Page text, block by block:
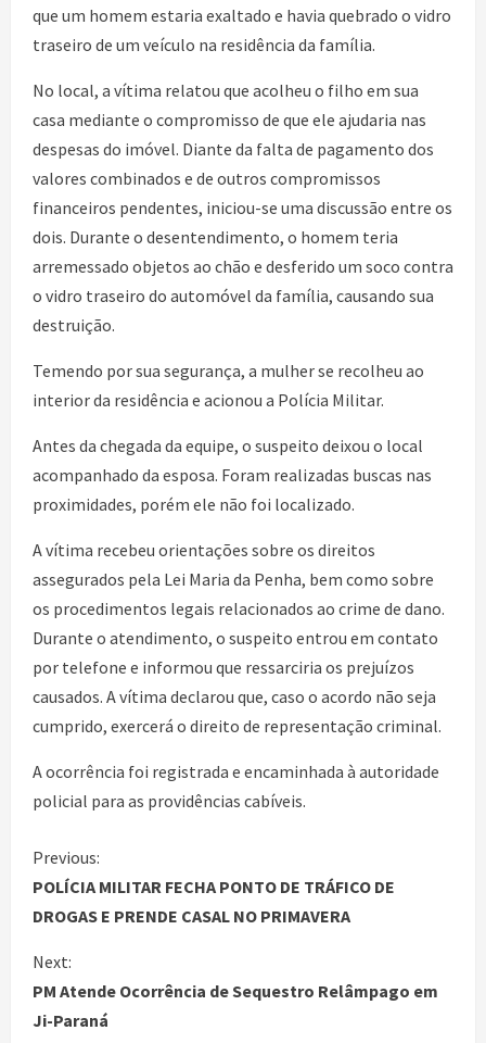
que um homem estaria exaltado e havia quebrado o vidro
traseiro de um veículo na residência da família.
No local, a vítima relatou que acolheu o filho em sua
casa mediante o compromisso de que ele ajudaria nas
despesas do imóvel. Diante da falta de pagamento dos
valores combinados e de outros compromissos
financeiros pendentes, iniciou-se uma discussão entre os
dois. Durante o desentendimento, o homem teria
arremessado objetos ao chão e desferido um soco contra
o vidro traseiro do automóvel da família, causando sua
destruição.
Temendo por sua segurança, a mulher se recolheu ao
interior da residência e acionou a Polícia Militar.
Antes da chegada da equipe, o suspeito deixou o local
acompanhado da esposa. Foram realizadas buscas nas
proximidades, porém ele não foi localizado.
A vítima recebeu orientações sobre os direitos
assegurados pela Lei Maria da Penha, bem como sobre
os procedimentos legais relacionados ao crime de dano.
Durante o atendimento, o suspeito entrou em contato
por telefone e informou que ressarciria os prejuízos
causados. A vítima declarou que, caso o acordo não seja
cumprido, exercerá o direito de representação criminal.
A ocorrência foi registrada e encaminhada à autoridade
policial para as providências cabíveis.
Previous:
POLÍCIA MILITAR FECHA PONTO DE TRÁFICO DE
DROGAS E PRENDE CASAL NO PRIMAVERA
Next:
PM Atende Ocorrência de Sequestro Relâmpago em
Ji-Paraná